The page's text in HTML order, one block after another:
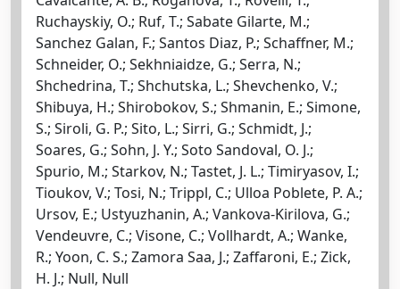
Ruchayskiy, O.; Ruf, T.; Sabate Gilarte, M.;
Sanchez Galan, F.; Santos Diaz, P.; Schaffner, M.;
Schneider, O.; Sekhniaidze, G.; Serra, N.;
Shchedrina, T.; Shchutska, L.; Shevchenko, V.;
Shibuya, H.; Shirobokov, S.; Shmanin, E.; Simone,
S.; Siroli, G. P.; Sito, L.; Sirri, G.; Schmidt, J.;
Soares, G.; Sohn, J. Y.; Soto Sandoval, O. J.;
Spurio, M.; Starkov, N.; Tastet, J. L.; Timiryasov, I.;
Tioukov, V.; Tosi, N.; Trippl, C.; Ulloa Poblete, P. A.;
Ursov, E.; Ustyuzhanin, A.; Vankova-Kirilova, G.;
Vendeuvre, C.; Visone, C.; Vollhardt, A.; Wanke,
R.; Yoon, C. S.; Zamora Saa, J.; Zaffaroni, E.; Zick,
H. J.; Null, Null